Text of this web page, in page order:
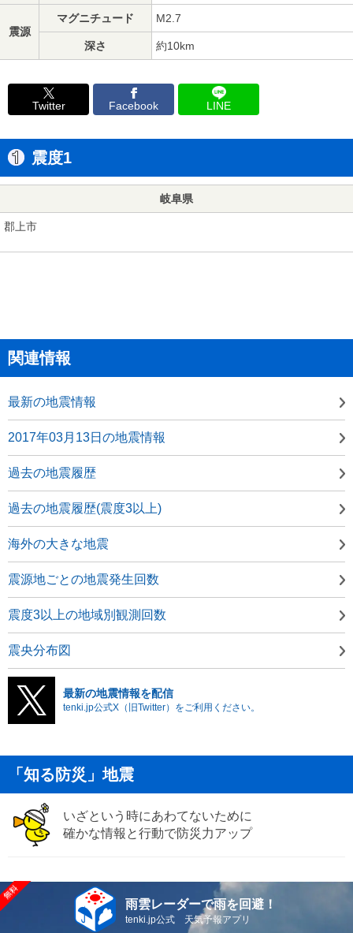
震源
マグニチュード M2.7
深さ 約10km
Twitter Facebook LINE
震度1
岐阜県
郡上市
関連情報
最新の地震情報
2017年03月13日の地震情報
過去の地震履歴
過去の地震履歴(震度3以上)
海外の大きな地震
震源地ごとの地震発生回数
震度3以上の地域別観測回数
震央分布図
最新の地震情報を配信
tenki.jp公式X（旧Twitter）をご利用ください。
「知る防災」地震
いざという時にあわてないために
確かな情報と行動で防災力アップ
雨雲レーダーで雨を回避！
tenki.jp公式 天気予報アプリ